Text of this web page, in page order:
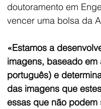
doutoramento em
vencer uma bolsa da
«Estamos a
imagens, baseado
português) e
das imagens que
essas que não podem